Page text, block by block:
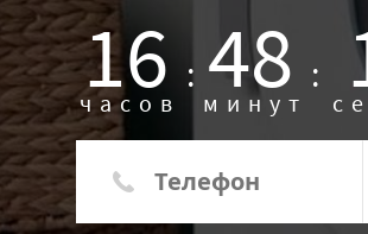
16 :
часов 48 :
минут